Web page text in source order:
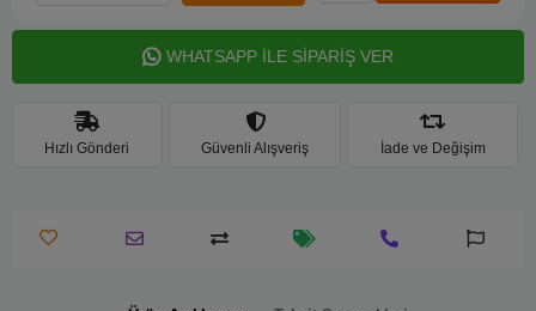
WHATSAPP İLE SİPARİŞ VER
Hızlı Gönderi Güvenli Alışveriş İade ve Değişim